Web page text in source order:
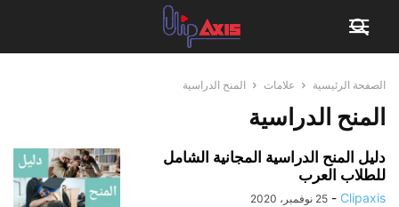
الصفحة الرئيسية علامات المنح الدراسية
المنح الدراسية
دليل المنح الدراسية المجانية الشامل
للطلاب العرب
Clipaxis
- 25 نوفمبر، 2020